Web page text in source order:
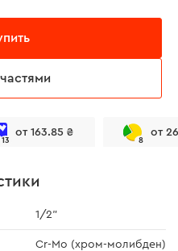
13
от 163.85 ₴
8
от
1/2"
Cr-Mo (хром-молибден)